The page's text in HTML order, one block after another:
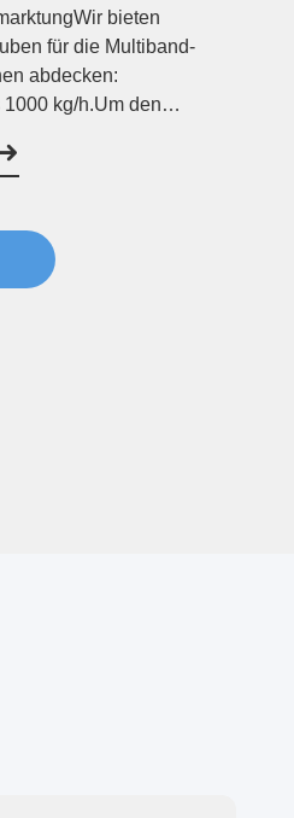
bieten
für die Multiband-
abdecken:
kg/h.Um den